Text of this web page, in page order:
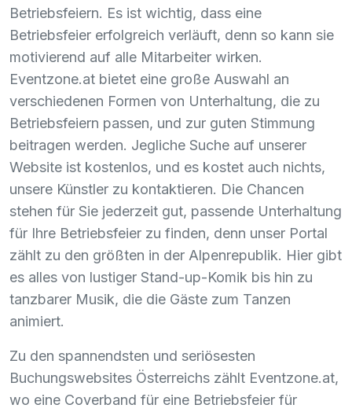
Betriebsfeiern. Es ist wichtig, dass eine
Betriebsfeier erfolgreich verläuft, denn so kann sie
motivierend auf alle Mitarbeiter wirken.
Eventzone.at bietet eine große Auswahl an
verschiedenen Formen von Unterhaltung, die zu
Betriebsfeiern passen, und zur guten Stimmung
beitragen werden. Jegliche Suche auf unserer
Website ist kostenlos, und es kostet auch nichts,
unsere Künstler zu kontaktieren. Die Chancen
stehen für Sie jederzeit gut, passende Unterhaltung
für Ihre Betriebsfeier zu finden, denn unser Portal
zählt zu den größten in der Alpenrepublik. Hier gibt
es alles von lustiger Stand-up-Komik bis hin zu
tanzbarer Musik, die die Gäste zum Tanzen
animiert.
Zu den spannendsten und seriösesten
Buchungswebsites Österreichs zählt Eventzone.at,
wo eine Coverband für eine Betriebsfeier für